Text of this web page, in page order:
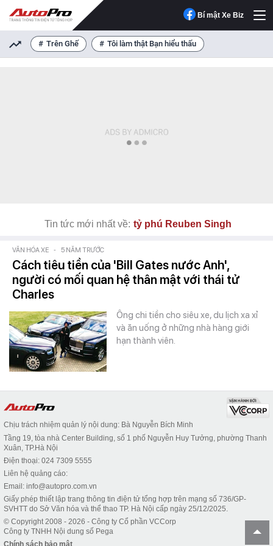
Bí mật Xe Biz
Trên Ghế Tôi làm thật Bạn hiểu thấu
Tin tức mới nhất về: tỷ phú Reuben Singh
VĂN HÓA XE - 5 NĂM TRƯỚC
Cách tiêu tiền của 'Bill Gates nước Anh',
người có mối quan hệ thân mật với thái tử
Charles
Ông chi tiền cho siêu xe, du lịch xa xỉ
và ăn uống ở những nhà hàng giới
hạn thành viên.
Chịu trách nhiệm quản lý nội dung: Bà Nguyễn Bích Minh
Tầng 19, tòa nhà Center Building, số 1 phố Nguyễn Huy Tưởng, phường Thanh
Xuân, TP.Hà Nội
Điện thoại: 024 7309 5555
Liên hệ quảng cáo:
Email: info@autopro.com.vn
Giấy phép thiết lập trang thông tin điện tử tổng hợp trên mạng số 736/GP-
SVHTT do Sở Văn hóa và thể thao TP. Hà Nội cấp ngày 25/12/2025.
© Copyright 2008 - 2026 - Công ty Cổ phần VCCorp
Công ty TNHH Nội dung số Pega
Chính sách bảo mật